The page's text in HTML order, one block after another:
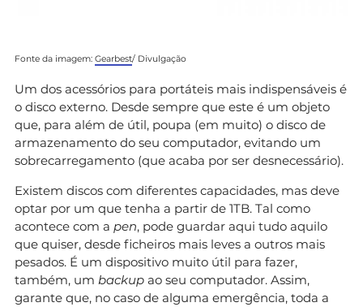
Fonte da imagem: Gearbest/ Divulgação
Um dos acessórios para portáteis mais indispensáveis é
o disco externo. Desde sempre que este é um objeto
que, para além de útil, poupa (em muito) o disco de
armazenamento do seu computador, evitando um
sobrecarregamento (que acaba por ser desnecessário).
Existem discos com diferentes capacidades, mas deve
optar por um que tenha a partir de 1TB. Tal como
acontece com a pen, pode guardar aqui tudo aquilo
que quiser, desde ficheiros mais leves a outros mais
pesados. É um dispositivo muito útil para fazer,
também, um backup ao seu computador. Assim,
garante que, no caso de alguma emergência, toda a